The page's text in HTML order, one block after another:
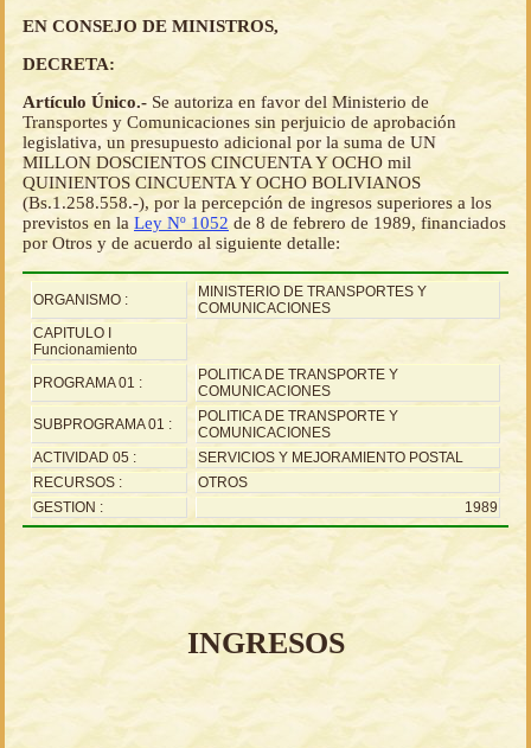
EN CONSEJO DE MINISTROS,
DECRETA:
Artículo Único.- Se autoriza en favor del Ministerio de
Transportes y Comunicaciones sin perjuicio de aprobación
legislativa, un presupuesto adicional por la suma de UN
MILLON DOSCIENTOS CINCUENTA Y OCHO mil
QUINIENTOS CINCUENTA Y OCHO BOLIVIANOS
(Bs.1.258.558.-), por la percepción de ingresos superiores a los
previstos en la Ley Nº 1052 de 8 de febrero de 1989, financiados
por Otros y de acuerdo al siguiente detalle:
ORGANISMO :
MINISTERIO DE TRANSPORTES Y
COMUNICACIONES
CAPITULO I
Funcionamiento
PROGRAMA 01 :
POLITICA DE TRANSPORTE Y
COMUNICACIONES
SUBPROGRAMA 01 :
POLITICA DE TRANSPORTE Y
COMUNICACIONES
ACTIVIDAD 05 :
SERVICIOS Y MEJORAMIENTO POSTAL
RECURSOS :
OTROS
GESTION :
1989
INGRESOS